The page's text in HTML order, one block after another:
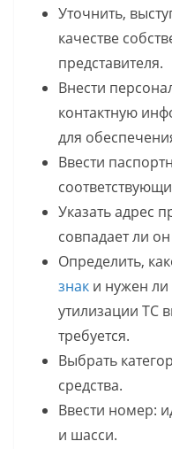
Уточнить,
качестве
представителя.
Внести
контактную
для
Ввести
Указать адрес
совпадает ли
Определить,
знак и нужен
утилизации ТС
требуется.
Выбрать
средства.
Ввести номер:
и шасси.